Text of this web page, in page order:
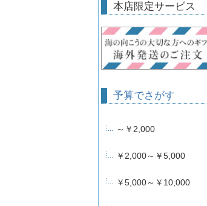
本店限定サービス
予算でさがす
～￥2,000
￥2,000～￥5,000
￥5,000～￥10,000